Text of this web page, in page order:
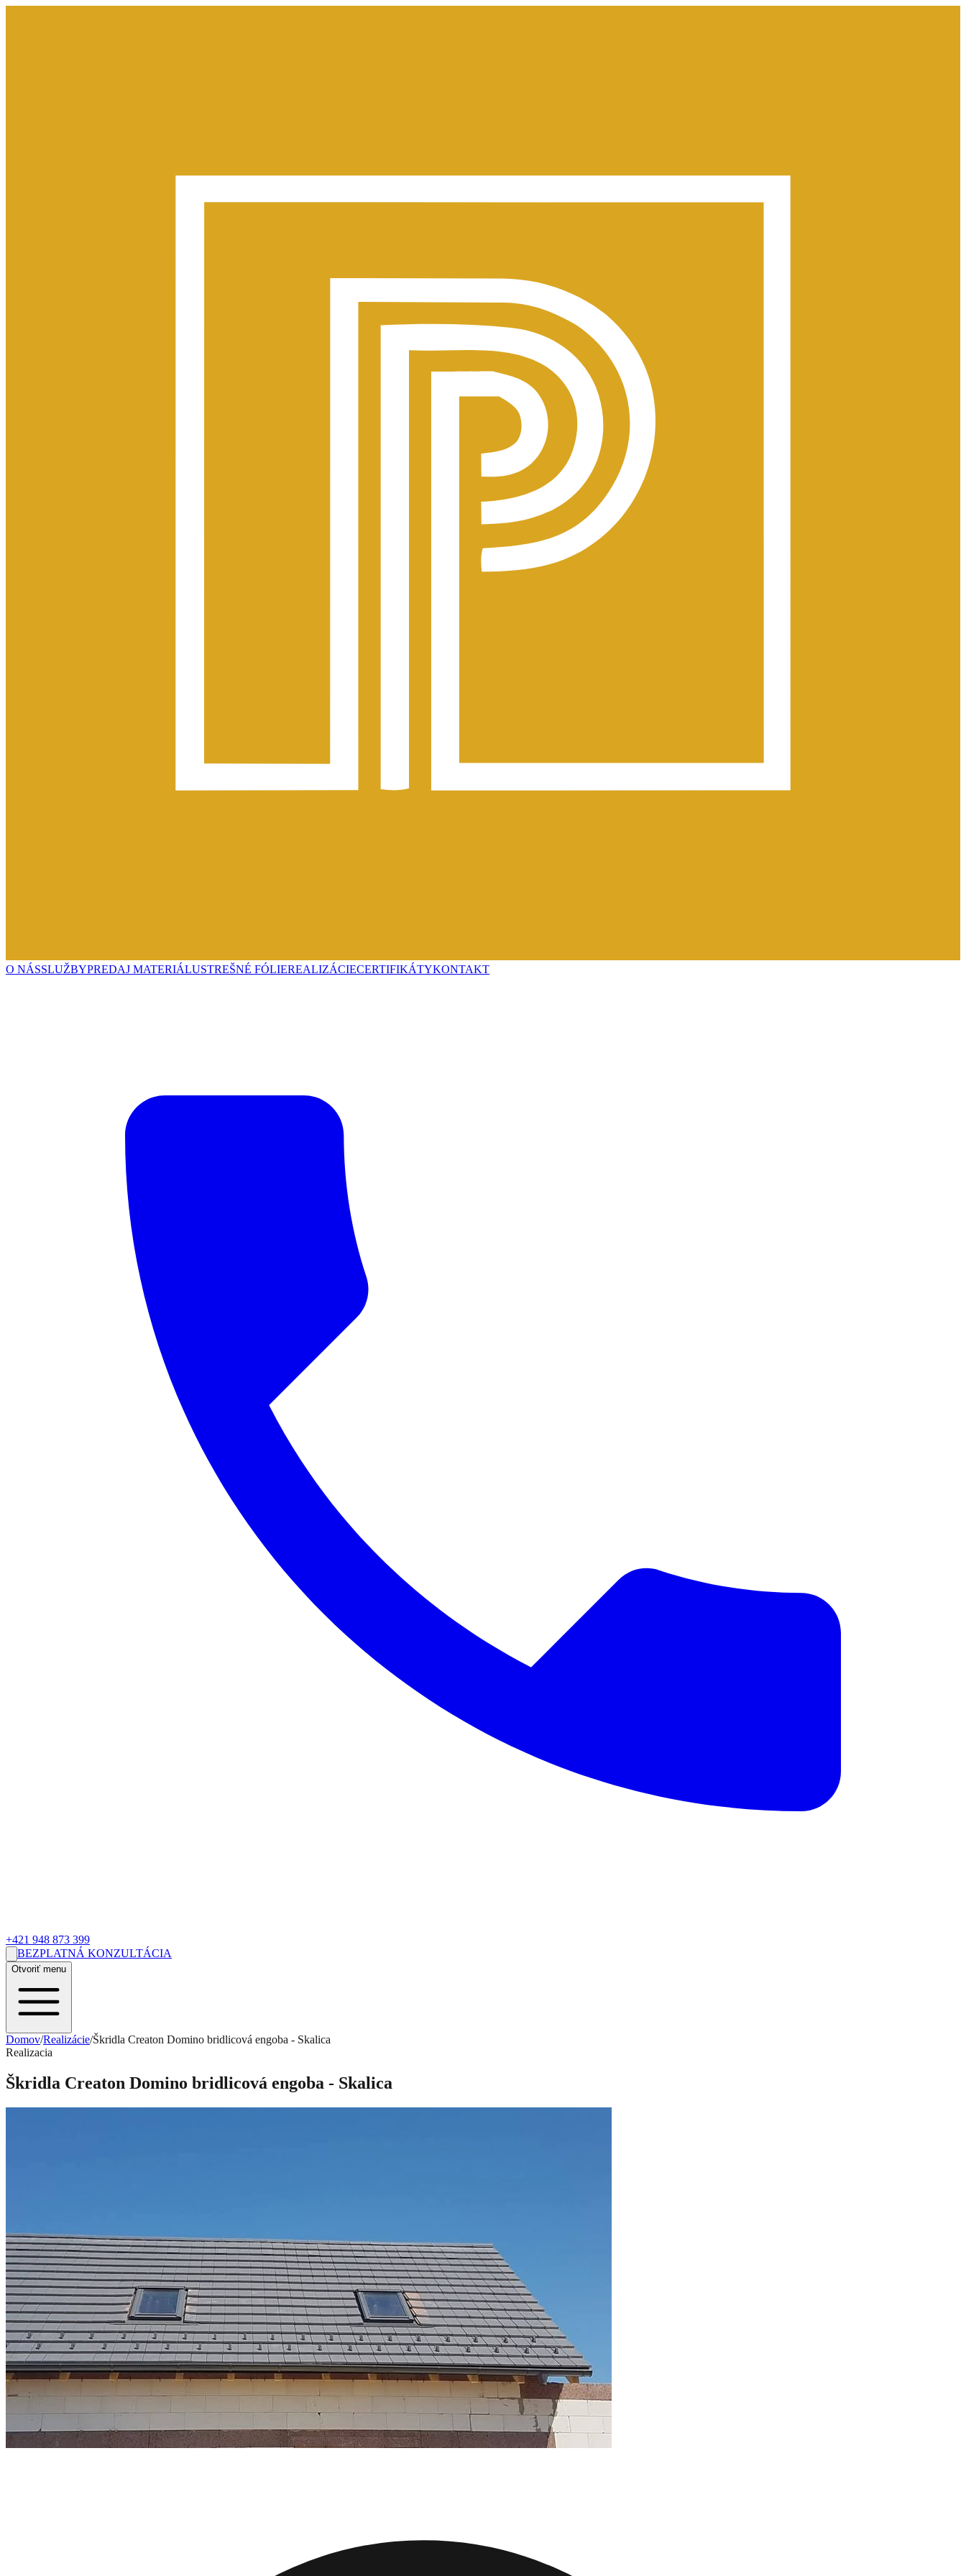
O NÁSSLUŽBYPREDAJ MATERIÁLUSTREŠNÉ FÓLIEREALIZÁCIECERTIFIKÁTYKONTAKT
+421 948 873 399
BEZPLATNÁ KONZULTÁCIA
Otvoriť menu
Domov/Realizácie/Škridla Creaton Domino bridlicová engoba - Skalica
Realizacia
Škridla Creaton Domino bridlicová engoba - Skalica